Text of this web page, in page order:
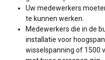
Uw medewerkers
te kunnen werken.
Medewerkers die in de
installatie voor
wisselspanning of 1500